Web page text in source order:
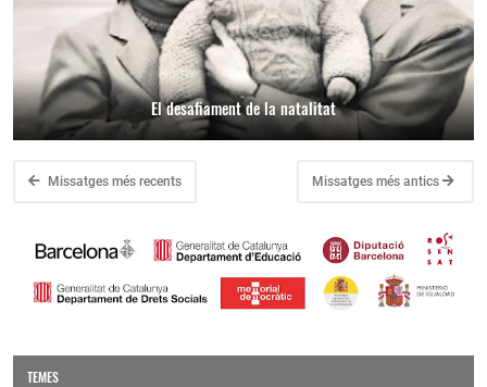
El desafiament de la natalitat
Missatges més recents Missatges més antics
TEMES